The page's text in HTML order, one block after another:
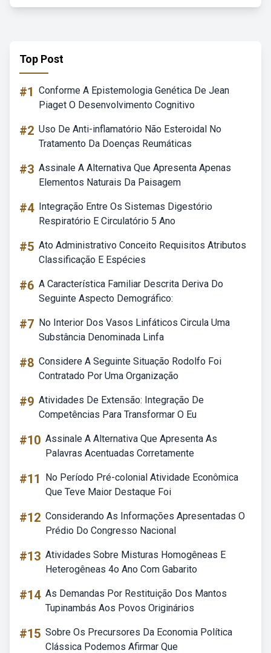
Top Post
#1 Conforme A Epistemologia Genética De Jean
Piaget O Desenvolvimento Cognitivo
#2 Uso De Anti-inflamatório Não Esteroidal No
Tratamento Da Doenças Reumáticas
#3 Assinale A Alternativa Que Apresenta Apenas
Elementos Naturais Da Paisagem
#4 Integração Entre Os Sistemas Digestório
Respiratório E Circulatório 5 Ano
#5 Ato Administrativo Conceito Requisitos Atributos
Classificação E Espécies
#6 A Característica Familiar Descrita Deriva Do
Seguinte Aspecto Demográfico:
#7 No Interior Dos Vasos Linfáticos Circula Uma
Substância Denominada Linfa
#8 Considere A Seguinte Situação Rodolfo Foi
Contratado Por Uma Organização
#9 Atividades De Extensão: Integração De
Competências Para Transformar O Eu
#10 Assinale A Alternativa Que Apresenta As
Palavras Acentuadas Corretamente
#11
No Período Pré-colonial Atividade Econômica
Que Teve Maior Destaque Foi
#12 Considerando As Informações Apresentadas O
Prédio Do Congresso Nacional
#13 Atividades Sobre Misturas Homogêneas E
Heterogêneas 4o Ano Com Gabarito
#14 As Demandas Por Restituição Dos Mantos
Tupinambás Aos Povos Originários
#15 Sobre Os Precursores Da Economia Política
Clássica Podemos Afirmar Que